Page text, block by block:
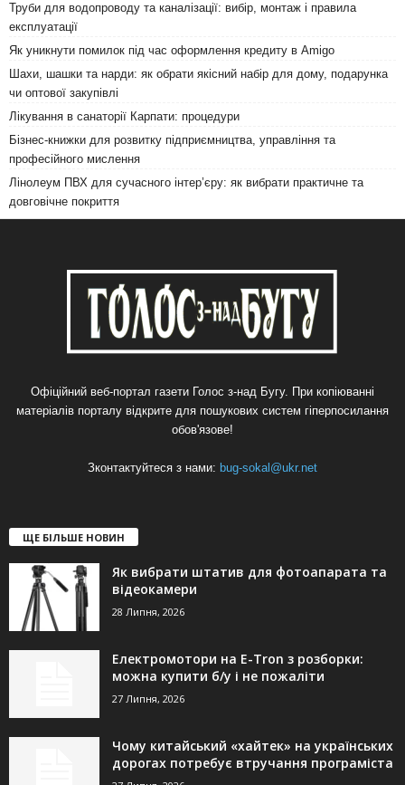
Труби для водопроводу та каналізації: вибір, монтаж і правила
експлуатації
Як уникнути помилок під час оформлення кредиту в Amigo
Шахи, шашки та нарди: як обрати якісний набір для дому, подарунка
чи оптової закупівлі
Лікування в санаторії Карпати: процедури
Бізнес-книжки для розвитку підприємництва, управління та
професійного мислення
Лінолеум ПВХ для сучасного інтер’єру: як вибрати практичне та
довговічне покриття
Офіційний веб-портал газети Голос з-над Бугу. При копіюванні
матеріалів порталу відкрите для пошукових систем гіперпосилання
обов'язове!
Зконтактуйтеся з нами: bug-sokal@ukr.net
ЩЕ БІЛЬШЕ НОВИН
Як вибрати штатив для фотоапарата та
відеокамери
28 Липня, 2026
Електромотори на E-Tron з розборки:
можна купити б/у і не пожаліти
27 Липня, 2026
Чому китайський «хайтек» на українських
дорогах потребує втручання програміста